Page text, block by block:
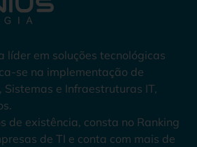
líder em soluções tecnológicas
se na implementação de
e Infraestruturas IT,
de existência, consta no Ranking
de TI e conta com mais de